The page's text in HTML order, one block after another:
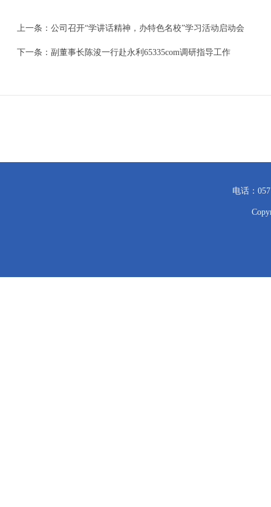
上一条： 公司召开“学讲话精神，办特色名校”学习活动启动会
下一条： 副董事长陈浚一行赴永利65335com调研指导工作
电话：